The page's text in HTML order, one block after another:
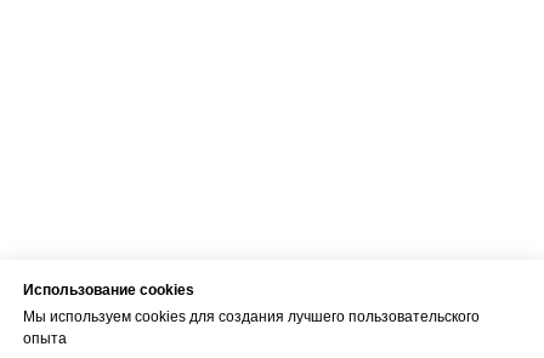
Использование cookies
Мы используем cookies для создания лучшего пользовательского
опыта